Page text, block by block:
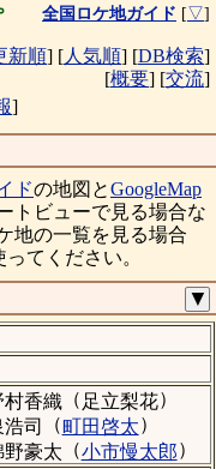
全国ロケ地ガイド [▽]
新順] [人気順] [DB検索]
[概要] [交流]
]
ドの地図とGoogleMap
トビューで見る場合な
地の一覧を見る場合
てください。
▼
村香織 （ 足立梨花）
司 （町田啓太）
野豪太 （小市慢太郎）